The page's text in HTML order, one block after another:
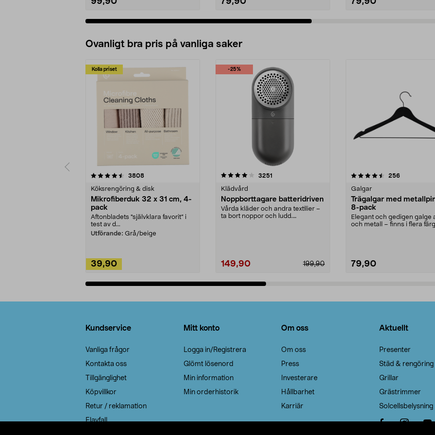
Ovanligt bra pris på vanliga saker
Kolla priset
3808recensioner
Köksrengöring & disk
Mikrofiberduk 32 x 31 cm, 4-
pack
Aftonbladets "självklara favorit” i
test av d...
Utförande: Grå/beige
39,90
-25%
4.0av 5 stjärnor 3251
Klädvård
Noppborttagare batteridriven
Vårda kläder och andra textilier –
ta bort noppor och ludd.
199,90
149,90
4.5av 5 stjärnor 256recensioner
Galgar
Trägalgar med
8-pack
Elegant och gedigen galge
och metall – finns i flera
79,90
4.0av 5 stjärnor
Kundservice
Vanliga frågor
Kontakta oss
Tillgänglighet
Köpvillkor
Retur / reklamation
Elavfall
Mitt konto
Logga in/Registrera
Glömt lösenord
Min information
Min orderhistorik
Om oss
Om oss
Press
Investerare
Hållbarhet
Karriär
Aktuellt
Presenter
Städ & rengöring
Grillar
Grästrimmer
Solcellsbelysning